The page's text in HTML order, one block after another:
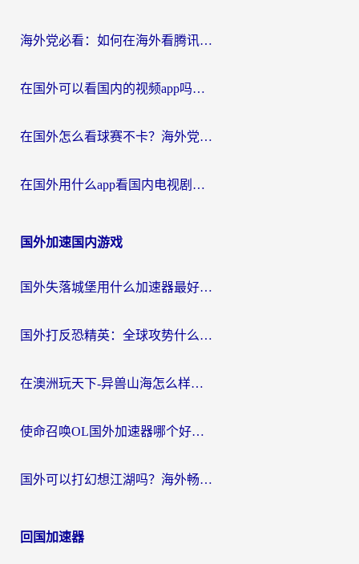
海外党必看：如何在海外看腾讯体育？解决赛事直播地区限制的终极指南
在国外可以看国内的视频app吗知乎？海外党亲测有效的追剧加速方案
在国外怎么看球赛不卡？海外党专属体育直播自由指南
在国外用什么app看国内电视剧？3步解决版权限制+卡顿难题
国外加速国内游戏
国外失落城堡用什么加速器最好？一份来自老玩家的真实指南
国外打反恐精英：全球攻势什么加速器好用？2026海外玩家国服游戏加速终极指南
在澳洲玩天下-异兽山海怎么样才能不卡？一份给南半球玩家的自救指南
使命召唤OL国外加速器哪个好用？海外玩家亲测的国服游戏加速终极指南
国外可以打幻想江湖吗？海外畅玩国服游戏的终极指南
回国加速器